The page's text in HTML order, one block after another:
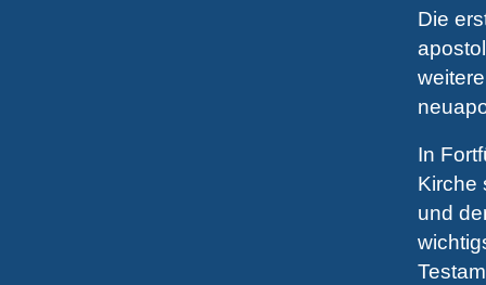
Die
In
Kirche
und